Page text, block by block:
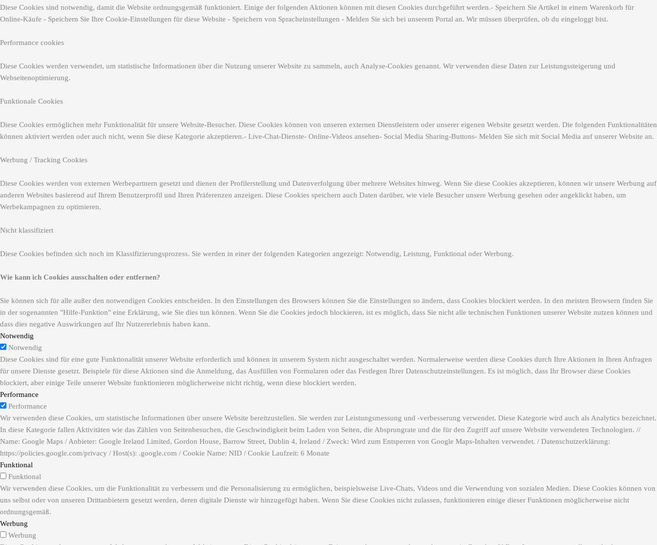
Diese Cookies sind notwendig, damit die Website ordnungsgemäß funktioniert. Einige der folgenden Aktionen können mit diesen Cookies durchgeführt werden.- Speichern Sie Artikel in einem Warenkorb für
Online-Käufe - Speichern Sie Ihre Cookie-Einstellungen für diese Website - Speichern von Spracheinstellungen - Melden Sie sich bei unserem Portal an. Wir müssen überprüfen, ob du eingeloggt bist.
Performance cookies
Diese Cookies werden verwendet, um statistische Informationen über die Nutzung unserer Website zu sammeln, auch Analyse-Cookies genannt. Wir verwenden diese Daten zur Leistungssteigerung und
Webseitenoptimierung.
Funktionale Cookies
Diese Cookies ermöglichen mehr Funktionalität für unsere Website-Besucher. Diese Cookies können von unseren externen Dienstleistern oder unserer eigenen Website gesetzt werden. Die folgenden Funktionalitäten
können aktiviert werden oder auch nicht, wenn Sie diese Kategorie akzeptieren.- Live-Chat-Dienste- Online-Videos ansehen- Social Media Sharing-Buttons- Melden Sie sich mit Social Media auf unserer Website an.
Werbung / Tracking Cookies
Diese Cookies werden von externen Werbepartnern gesetzt und dienen der Profilerstellung und Datenverfolgung über mehrere Websites hinweg. Wenn Sie diese Cookies akzeptieren, können wir unsere Werbung auf
anderen Websites basierend auf Ihrem Benutzerprofil und Ihren Präferenzen anzeigen. Diese Cookies speichern auch Daten darüber, wie viele Besucher unsere Werbung gesehen oder angeklickt haben, um
Werbekampagnen zu optimieren.
Nicht klassifiziert
Diese Cookies befinden sich noch im Klassifizierungsprozess. Sie werden in einer der folgenden Kategorien angezeigt: Notwendig, Leistung, Funktional oder Werbung.
Wie kann ich Cookies ausschalten oder entfernen?
Sie können sich für alle außer den notwendigen Cookies entscheiden. In den Einstellungen des Browsers können Sie die Einstellungen so ändern, dass Cookies blockiert werden. In den meisten Browsern finden Sie
in der sogenannten "Hilfe-Funktion" eine Erklärung, wie Sie dies tun können. Wenn Sie die Cookies jedoch blockieren, ist es möglich, dass Sie nicht alle technischen Funktionen unserer Website nutzen können und
dass dies negative Auswirkungen auf Ihr Nutzererlebnis haben kann.
Notwendig
Notwendig
Diese Cookies sind für eine gute Funktionalität unserer Website erforderlich und können in unserem System nicht ausgeschaltet werden. Normalerweise werden diese Cookies durch Ihre Aktionen in Ihren Anfragen
für unsere Dienste gesetzt. Beispiele für diese Aktionen sind die Anmeldung, das Ausfüllen von Formularen oder das Festlegen Ihrer Datenschutzeinstellungen. Es ist möglich, dass Ihr Browser diese Cookies
blockiert, aber einige Teile unserer Website funktionieren möglicherweise nicht richtig, wenn diese blockiert werden.
Performance
Performance
Wir verwenden diese Cookies, um statistische Informationen über unsere Website bereitzustellen. Sie werden zur Leistungsmessung und -verbesserung verwendet. Diese Kategorie wird auch als Analytics bezeichnet.
In diese Kategorie fallen Aktivitäten wie das Zählen von Seitenbesuchen, die Geschwindigkeit beim Laden von Seiten, die Absprungrate und die für den Zugriff auf unsere Website verwendeten Technologien. //
Name: Google Maps / Anbieter: Google Ireland Limited, Gordon House, Barrow Street, Dublin 4, Ireland / Zweck: Wird zum Entsperren von Google Maps-Inhalten verwendet. / Datenschutzerklärung:
https://policies.google.com/privacy / Host(s): .google.com / Cookie Name: NID / Cookie Laufzeit: 6 Monate
Funktional
Funktional
Wir verwenden diese Cookies, um die Funktionalität zu verbessern und die Personalisierung zu ermöglichen, beispielsweise Live-Chats, Videos und die Verwendung von sozialen Medien. Diese Cookies können von
uns selbst oder von unseren Drittanbietern gesetzt werden, deren digitale Dienste wir hinzugefügt haben. Wenn Sie diese Cookies nicht zulassen, funktionieren einige dieser Funktionen möglicherweise nicht
ordnungsgemäß.
Werbung
Werbung